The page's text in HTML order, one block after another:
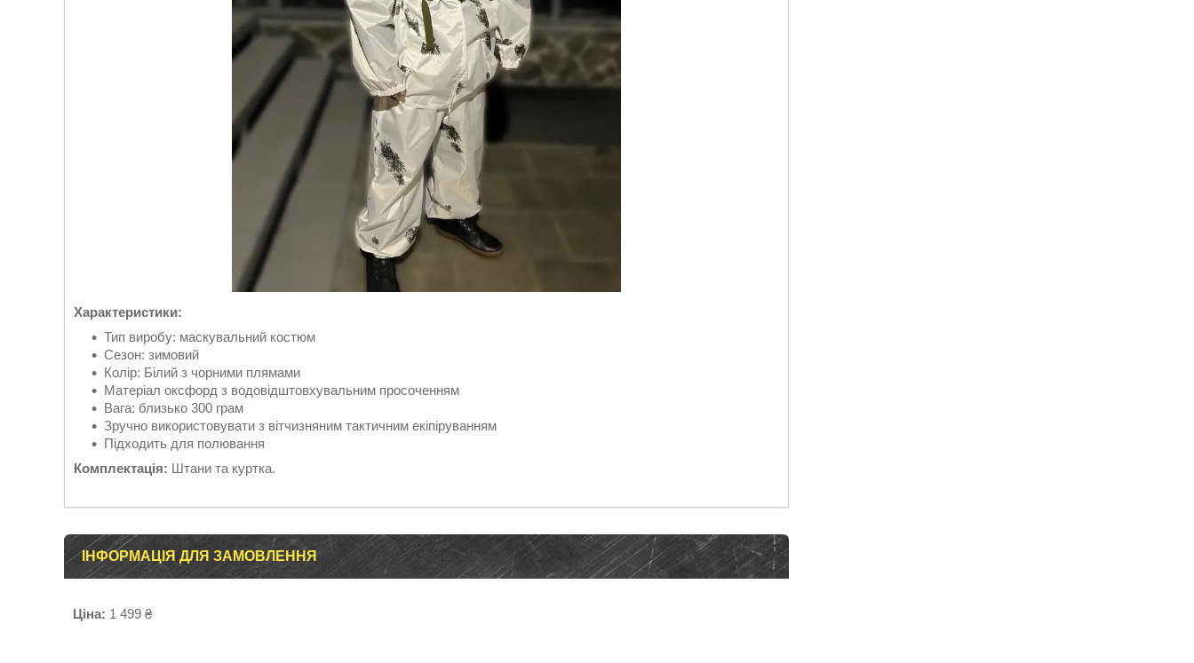
Характеристики:
Тип виробу: маскувальний костюм
Сезон: зимовий
Колір: Білий з чорними плямами
Матеріал оксфорд з водовідштовхувальним просоченням
Вага: близько 300 грам
Зручно використовувати з вітчизняним тактичним екіпіруванням
Підходить для полювання
Комплектація: Штани та куртка.
ІНФОРМАЦІЯ ДЛЯ ЗАМОВЛЕННЯ
Ціна: 1 499 ₴